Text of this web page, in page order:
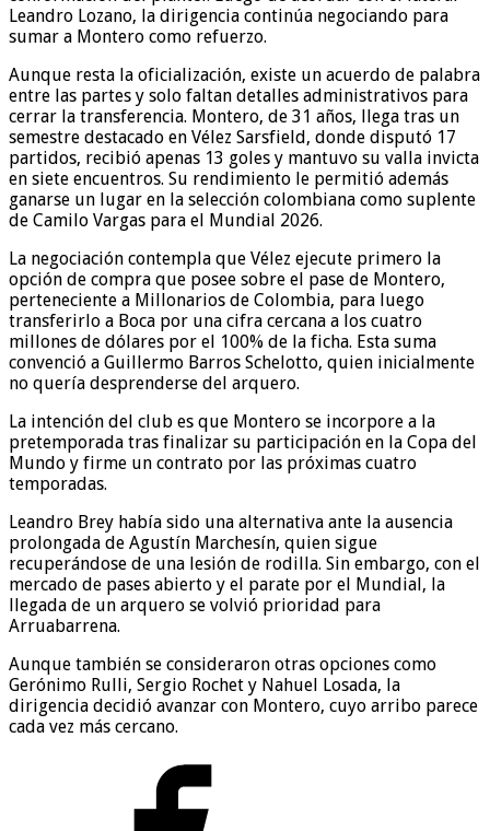
Leandro Lozano, la dirigencia continúa negociando para
sumar a Montero como refuerzo.
Aunque resta la oficialización, existe un acuerdo de palabra
entre las partes y solo faltan detalles administrativos para
cerrar la transferencia. Montero, de 31 años, llega tras un
semestre destacado en Vélez Sarsfield, donde disputó 17
partidos, recibió apenas 13 goles y mantuvo su valla invicta
en siete encuentros. Su rendimiento le permitió además
ganarse un lugar en la selección colombiana como suplente
de Camilo Vargas para el Mundial 2026.
La negociación contempla que Vélez ejecute primero la
opción de compra que posee sobre el pase de Montero,
perteneciente a Millonarios de Colombia, para luego
transferirlo a Boca por una cifra cercana a los cuatro
millones de dólares por el 100% de la ficha. Esta suma
convenció a Guillermo Barros Schelotto, quien inicialmente
no quería desprenderse del arquero.
La intención del club es que Montero se incorpore a la
pretemporada tras finalizar su participación en la Copa del
Mundo y firme un contrato por las próximas cuatro
temporadas.
Leandro Brey había sido una alternativa ante la ausencia
prolongada de Agustín Marchesín, quien sigue
recuperándose de una lesión de rodilla. Sin embargo, con el
mercado de pases abierto y el parate por el Mundial, la
llegada de un arquero se volvió prioridad para
Arruabarrena.
Aunque también se consideraron otras opciones como
Gerónimo Rulli, Sergio Rochet y Nahuel Losada, la
dirigencia decidió avanzar con Montero, cuyo arribo parece
cada vez más cercano.